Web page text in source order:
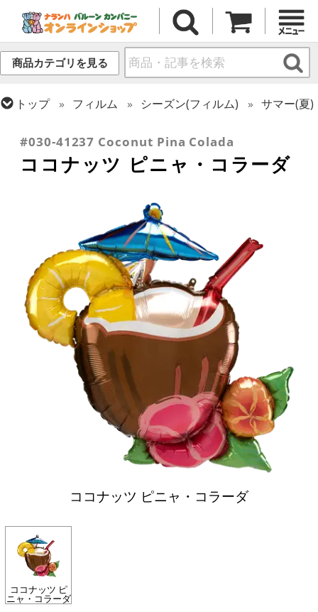
商品カテゴリを見る
トップ フィルム シーズン(フィルム)
サマー(夏)
#030-41237 Coconut Pina Colada
ココナッツ ピニャ・コラーダ
ココナッツ ピニャ・コラーダ
ココナッツ ピ
ニャ・コラーダ